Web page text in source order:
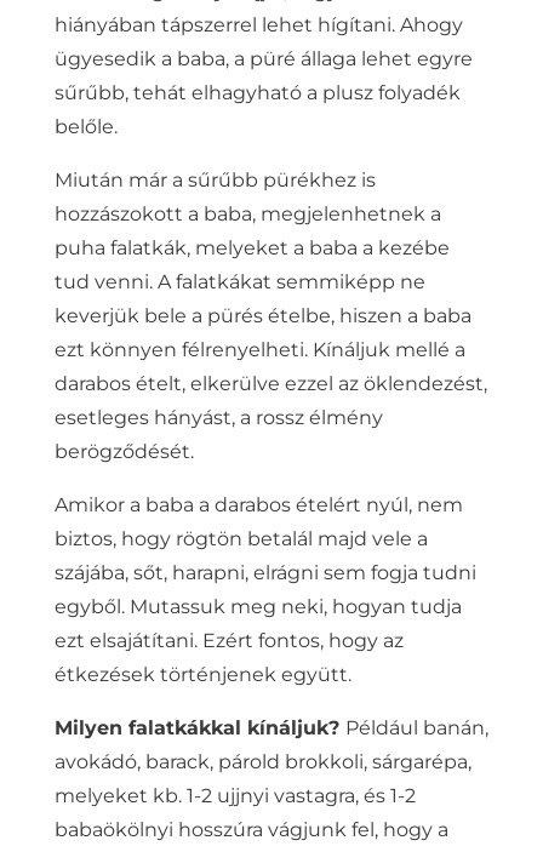
hiányában tápszerrel lehet hígítani. Ahogy
ügyesedik a baba, a püré állaga lehet egyre
sűrűbb, tehát elhagyható a plusz folyadék
belőle.
Miután már a sűrűbb pürékhez is
hozzászokott a baba, megjelenhetnek a
puha falatkák, melyeket a baba a kezébe
tud venni. A falatkákat semmiképp ne
keverjük bele a pürés ételbe, hiszen a baba
ezt könnyen félrenyelheti. Kínáljuk mellé a
darabos ételt, elkerülve ezzel az öklendezést,
esetleges hányást, a rossz élmény
berögződését.
Amikor a baba a darabos ételért nyúl, nem
biztos, hogy rögtön betalál majd vele a
szájába, sőt, harapni, elrágni sem fogja tudni
egyből. Mutassuk meg neki, hogyan tudja
ezt elsajátítani. Ezért fontos, hogy az
étkezések történjenek együtt.
Milyen falatkákkal kínáljuk? Például banán,
avokádó, barack, párold brokkoli, sárgarépa,
melyeket kb. 1-2 ujjnyi vastagra, és 1-2
babaökölnyi hosszúra vágjunk fel, hogy a